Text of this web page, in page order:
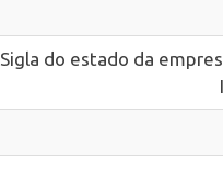
Sigla do estado da